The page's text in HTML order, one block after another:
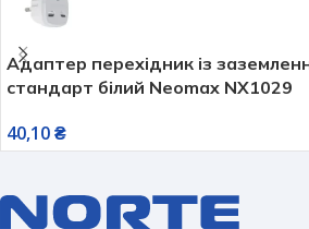
Адаптер перехідник із
стандарт білий Neomax NX1029
40,10₴